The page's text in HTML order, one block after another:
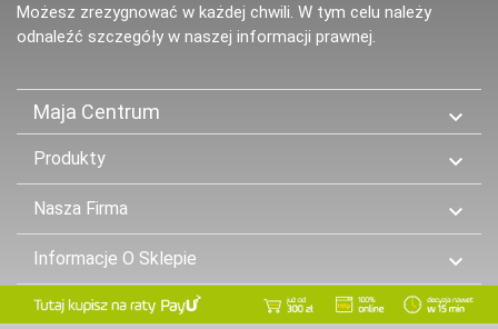
Możesz zrezygnować w każdej chwili. W tym celu należy
odnaleźć szczegóły w naszej informacji prawnej.
Maja Centrum 
Produkty 
Nasza Firma 
Informacje O Sklepie 